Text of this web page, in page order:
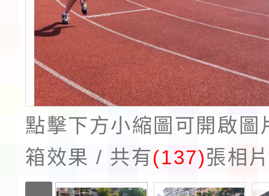
點擊下方小縮圖可開啟圖
箱效果 / 共有(137)張相